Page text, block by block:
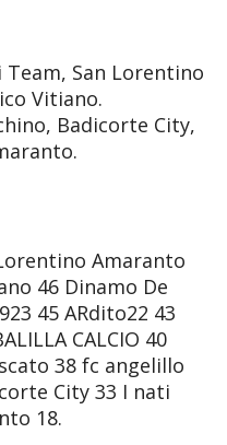
Team, San Lorentino
Vitiano.
Badicorte City,
Amaranto
46 Dinamo De
45 ARdito22 43
CALCIO 40
38 fc angelillo
City 33 I nati
18.